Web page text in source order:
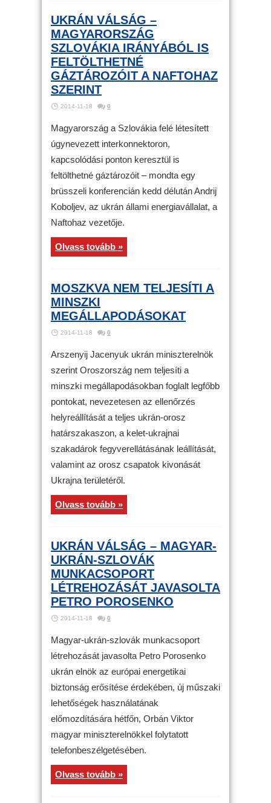
UKRÁN VÁLSÁG –
MAGYARORSZÁG
SZLOVÁKIA IRÁNYÁBÓL IS
FELTÖLTHETNÉ
GÁZTÁROZÓIT A NAFTOHAZ
SZERINT
2014-11-18 0
Magyarország a Szlovákia felé létesített
úgynevezett interkonnektoron,
kapcsolódási ponton keresztül is
feltölthetné gáztározóit – mondta egy
brüsszeli konferencián kedd délután Andrij
Koboljev, az ukrán állami energiavállalat, a
Naftohaz vezetője.
Olvass tovább »
MOSZKVA NEM TELJESÍTI A
MINSZKI
MEGÁLLAPODÁSOKAT
2014-11-18 0
Arszenyij Jacenyuk ukrán miniszterelnök
szerint Oroszország nem teljesíti a
minszki megállapodásokban foglalt legfőbb
pontokat, nevezetesen az ellenőrzés
helyreállítását a teljes ukrán-orosz
határszakaszon, a kelet-ukrajnai
szakadárok fegyverellátásának leállítását,
valamint az orosz csapatok kivonását
Ukrajna területéről.
Olvass tovább »
UKRÁN VÁLSÁG – MAGYAR-
UKRÁN-SZLOVÁK
MUNKACSOPORT
LÉTREHOZÁSÁT JAVASOLTA
PETRO POROSENKO
2014-11-18 0
Magyar-ukrán-szlovák munkacsoport
létrehozását javasolta Petro Porosenko
ukrán elnök az európai energetikai
biztonság erősítése érdekében, új műszaki
lehetőségek használatának
előmozdítására hétfőn, Orbán Viktor
magyar miniszterelnökkel folytatott
telefonbeszélgetésében.
Olvass tovább »